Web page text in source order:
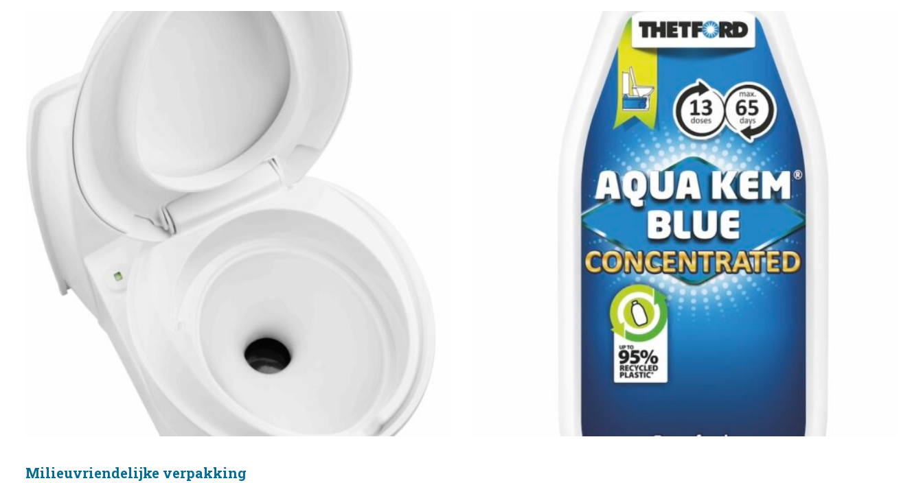
Milieuvriendelijke verpakking